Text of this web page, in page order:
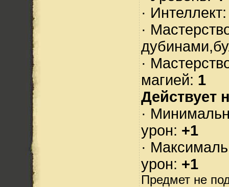
·
·
·
магией: 1
Действует
·
урон: +1
·
урон: +1
Предмет не